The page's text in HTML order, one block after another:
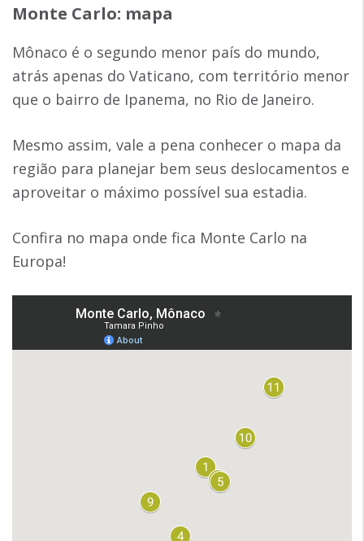
Monte Carlo: mapa
Mônaco é o segundo menor país do mundo,
atrás apenas do Vaticano, com território menor
que o bairro de Ipanema, no Rio de Janeiro.
Mesmo assim, vale a pena conhecer o mapa da
região para planejar bem seus deslocamentos e
aproveitar o máximo possível sua estadia.
Confira no mapa onde fica Monte Carlo na
Europa!